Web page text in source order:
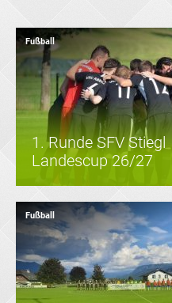
Fußball
1. Runde SFV Stiegl
Landescup 26/27
Fußball